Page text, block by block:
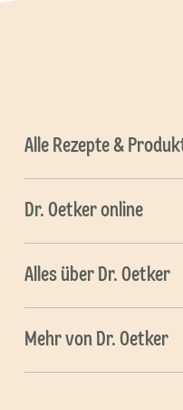
Alle Rezepte &
Dr. Oetker online
Alles über Dr. Oetker
Mehr von Dr. Oetker